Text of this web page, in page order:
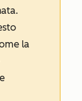
la